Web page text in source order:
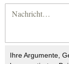
Ihre Argumente,